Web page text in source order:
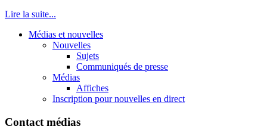
Lire la suite...
Médias et nouvelles
Nouvelles
Sujets
Communiqués de presse
Médias
Affiches
Inscription pour nouvelles en direct
Contact médias